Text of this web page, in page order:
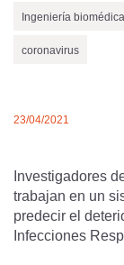
Ingeniería biomédica
coronavirus
23/04/2021
Investigadores
trabajan en un
predecir el
Infecciones